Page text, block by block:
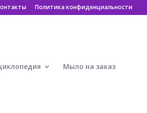
Политика конфиденциальности
Мыло на заказ